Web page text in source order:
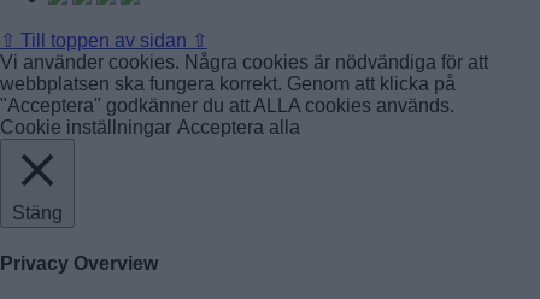
⇧ Till toppen av sidan ⇧
Vi använder cookies. Några cookies är nödvändiga för att
webbplatsen ska fungera korrekt. Genom att klicka på
"Acceptera" godkänner du att ALLA cookies används.
Cookie inställningar Acceptera alla
Stäng
Privacy Overview